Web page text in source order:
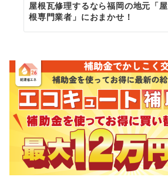
屋根瓦修理するなら福岡の地元「屋
根専門業者」におまかせ！